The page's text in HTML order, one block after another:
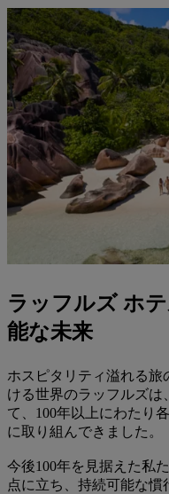
ラッフルズ ホ
能な未来
ホスピタリティ溢れる
ける世界のラッフルズは
て、100年以上にわたり
に取り組んできました。
今後100年を見据えた私
点に立ち、持続可能な